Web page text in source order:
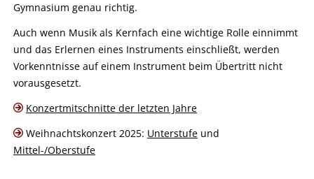
Gymnasium genau richtig.
Auch wenn Musik als Kernfach eine wichtige Rolle einnimmt
und das Erlernen eines Instruments einschließt, werden
Vorkenntnisse auf einem Instrument beim Übertritt nicht
vorausgesetzt.
Konzertmitschnitte der letzten Jahre
Weihnachtskonzert 2025: Unterstufeund
Mittel-/Oberstufe